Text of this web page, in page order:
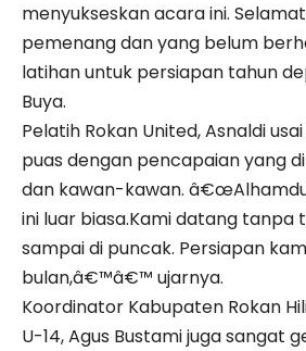
menyukseskan acara ini.
pemenang dan yang belum
latihan untuk persiapan tahun
Buya.
Pelatih Rokan United, Asnaldi
puas dengan pencapaian yang
dan kawan-kawan.
ini luar biasa.Kami datang tanpa
sampai di puncak. Persiapan
bulan,â€™â€™ ujarnya.
Koordinator Kabupaten Rokan
U-14, Agus Bustami juga sangat